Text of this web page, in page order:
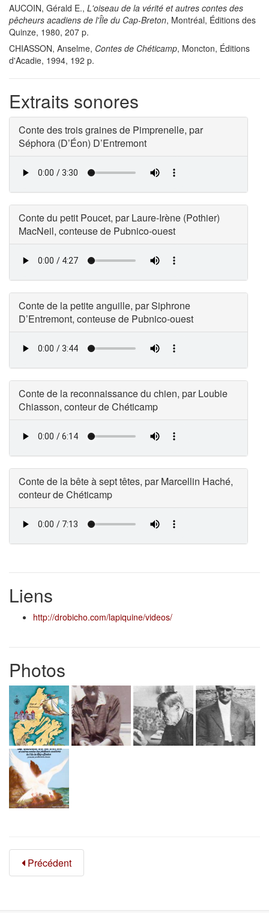
AUCOIN, Gérald E., L'oiseau de la vérité et autres contes des
pêcheurs acadiens de l'Île du Cap-Breton, Montréal, Éditions des
Quinze, 1980, 207 p.
CHIASSON, Anselme, Contes de Chéticamp, Moncton, Éditions
d'Acadie, 1994, 192 p.
Extraits sonores
Conte des trois graines de Pimprenelle, par
Séphora (D’Éon) D’Entremont
Conte du petit Poucet, par Laure-Irène (Pothier)
MacNeil, conteuse de Pubnico-ouest
Conte de la petite anguille, par Siphrone
D’Entremont, conteuse de Pubnico-ouest
Conte de la reconnaissance du chien, par Loubie
Chiasson, conteur de Chéticamp
Conte de la bête à sept têtes, par Marcellin Haché,
conteur de Chéticamp
Liens
http://drobicho.com/lapiquine/videos/
Photos
Précédent